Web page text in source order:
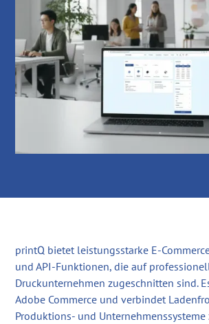
printQ bietet leistungsstarke E-
und API-Funktionen, die auf
Druckunternehmen zugeschnitten sind.
Adobe Commerce und verbindet
Produktions- und Unternehmenssysteme